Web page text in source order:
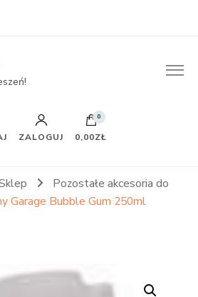
ZALOGUJ
0
0,00ZŁ
Pozostałe akcesoria do
Garage Bubble Gum 250ml